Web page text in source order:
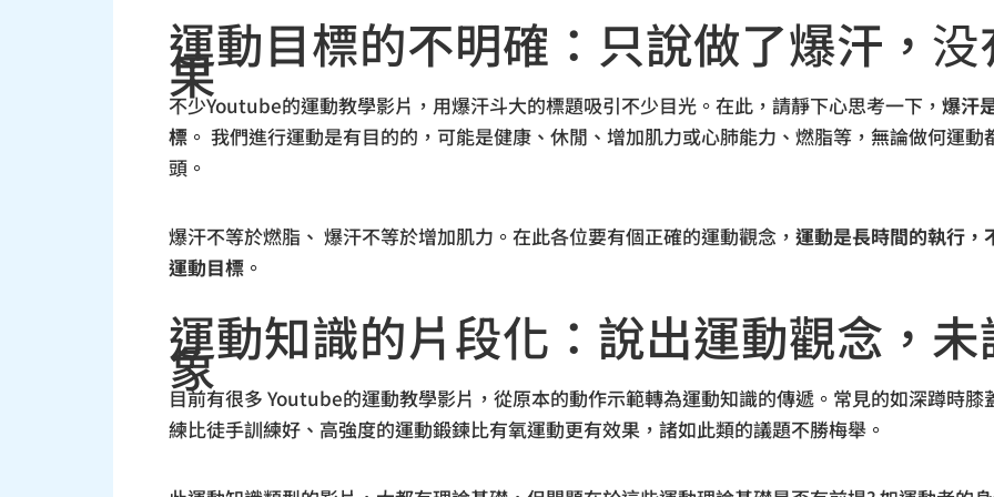
運動目標的不明確：只說做了爆汗，
果
不少Youtube的運動教學影片，用爆汗斗大的標題吸引不少目光。在此，請靜下心思考一下， 爆汗
標 。 我們進行運動是有目的的，可能是健康、休閒、增加肌力或心肺能力、燃脂等，無論做何運
頭。
爆汗不等於燃脂、 爆汗不等於增加肌力。在此各位要有個正確的運動觀念， 運動是長時間的執行，
運動目標 。
運動知識的片段化：說出運動觀念，
象
目前有很多 Youtube的運動教學影片，從原本的動作示範轉為運動知識的傳遞。常見的如深蹲時
練比徒手訓練好、高強度的運動鍛鍊比有氧運動更有效果，諸如此類的議題不勝梅舉。